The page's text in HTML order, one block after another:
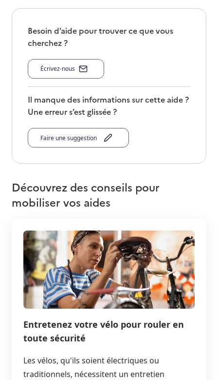
Besoin d’aide pour trouver ce que vous
cherchez ?
Écrivez-nous
Il manque des informations sur cette aide ?
Une erreur s’est glissée ?
Faire une suggestion
Découvrez des conseils pour
mobiliser vos aides
Entretenez votre vélo pour rouler en
toute sécurité
Les vélos, qu'ils soient électriques ou
traditionnels, nécessitent un entretien